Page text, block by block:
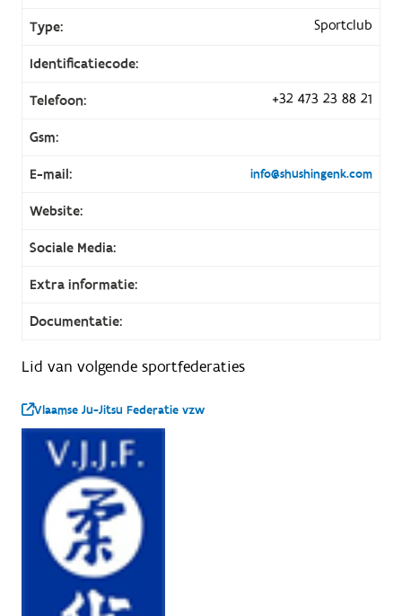
Type: Sportclub
Identificatiecode:
Telefoon: +32 473 23 88 21
Gsm:
E-mail: info@shushingenk.com
Website:
Sociale Media:
Extra informatie:
Documentatie:
Lid van volgende sportfederaties
Vlaamse Ju-Jitsu Federatie vzw